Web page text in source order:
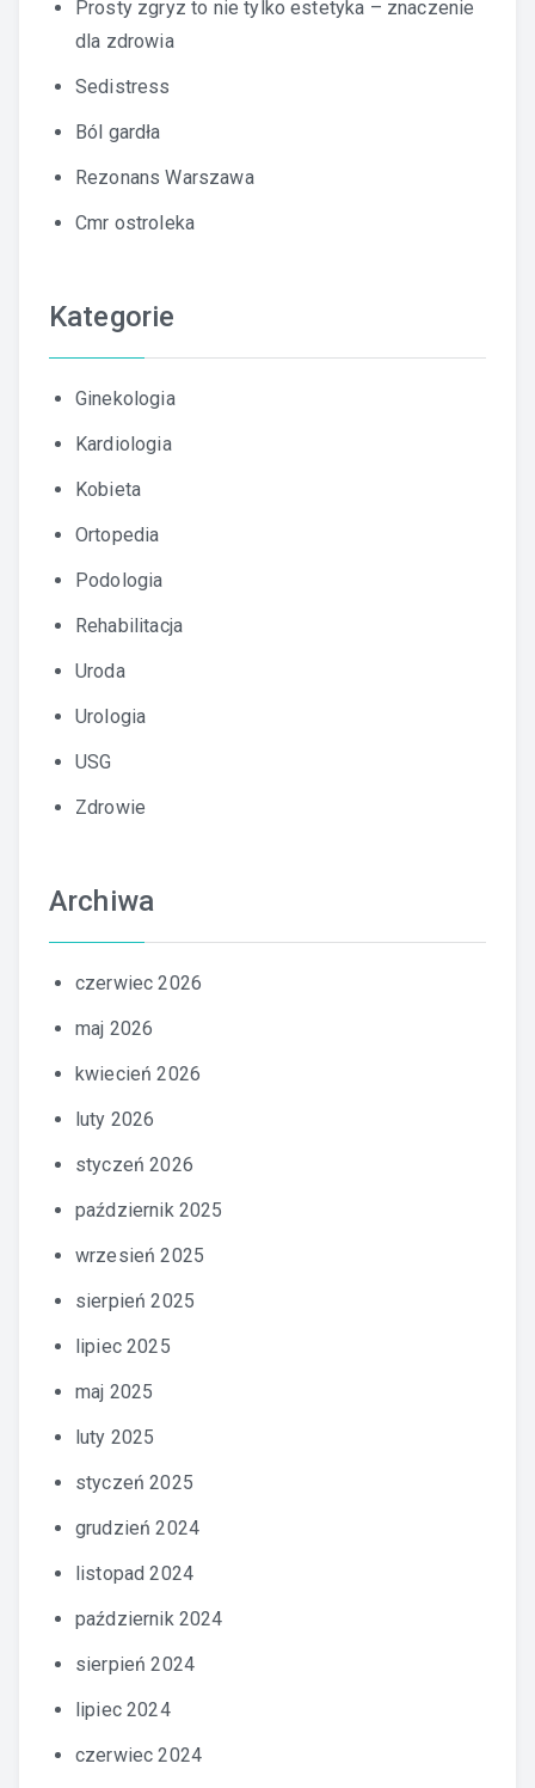
Prosty zgryz to nie tylko estetyka – znaczenie
dla zdrowia
Sedistress
Ból gardła
Rezonans Warszawa
Cmr ostroleka
Kategorie
Ginekologia
Kardiologia
Kobieta
Ortopedia
Podologia
Rehabilitacja
Uroda
Urologia
USG
Zdrowie
Archiwa
czerwiec 2026
maj 2026
kwiecień 2026
luty 2026
styczeń 2026
październik 2025
wrzesień 2025
sierpień 2025
lipiec 2025
maj 2025
luty 2025
styczeń 2025
grudzień 2024
listopad 2024
październik 2024
sierpień 2024
lipiec 2024
czerwiec 2024